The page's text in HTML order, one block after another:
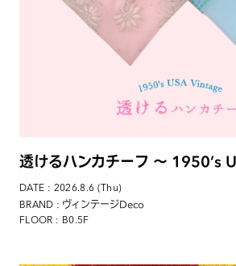
透けるハンカチーフ 〜 1950’s
DATE : 2026.8.6 (Thu)
BRAND : ヴィンテージDeco
FLOOR : B0.5F